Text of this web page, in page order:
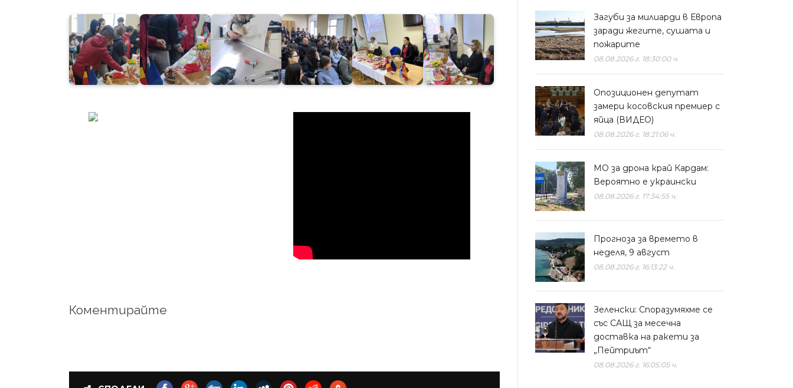
Коментирайте
Загуби за милиарди в Европа
заради жегите, сушата и
пожарите
08.08.2026 г. 18:30:00 ч.
Опозиционен депутат
замери косовския премиер с
яйца (ВИДЕО)
08.08.2026 г. 18:21:06 ч.
МО за дрона край Кардам:
Вероятно е украински
08.08.2026 г. 17:34:55 ч.
Прогноза за времето в
неделя, 9 август
08.08.2026 г. 16:13:22 ч.
Зеленски: Споразумяхме се
със САЩ за месечна
доставка на ракети за
„Пейтриът“
08.08.2026 г. 16:05:05 ч.